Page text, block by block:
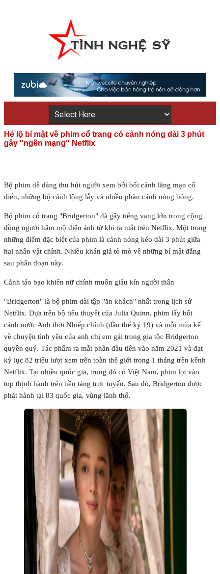
Hé lộ bí mật về phim cổ trang có cảnh nóng dài 3 phút
gây "ngẽn mạng" Netflix
Bộ phim dễ dàng thu hút người xem bởi bối cảnh lãng mạn cổ
điển, những bộ cánh lộng lẫy và nhiều phân cảnh nóng bỏng.
Bộ phim cổ trang "Bridgerton" đã gây tiếng vang lớn trong cộng
đồng người hâm mộ điện ảnh từ khi ra mắt trên Netflix. Một trong
những điểm đặc biệt của phim là cảnh nóng kéo dài 3 phút giữa
hai nhân vật chính. Nhiều khán giả tò mò về những bí mật đằng
sau phân đoạn này.
Cảnh táo bạo khiến nữ chính muốn giấu kín người thân
"Bridgerton" là bộ phim dài tập "ăn khách" nhất trong lịch sử
Netflix. Dựa trên bộ tiểu thuyết của Julia Quinn, phim lấy bối
cảnh nước Anh thời Nhiếp chính (đầu thế kỷ 19) và mỗi mùa kể
về chuyện tình yêu của anh chị em gái trong gia tộc Bridgerton
quyền quý. Tác phẩm ra mắt phần đầu tiên vào năm 2021 và đạt
kỷ lục 82 triệu lượt xem trên toàn thế giới trong 1 tháng trên kênh
Netflix. Tại nhiều quốc gia, trong đó có Việt Nam, phim lọt vào
top thịnh hành trên nền tảng trực tuyến. Sau đó, Bridgerton được
phát hành tại 83 quốc gia, vùng lãnh thổ.